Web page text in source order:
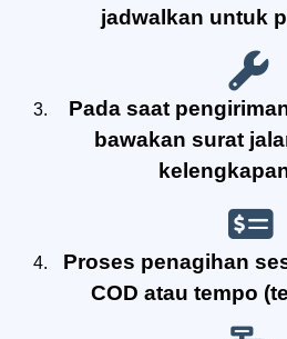
jadwalkan untuk
Pada saat
bawakan surat
Proses penagihan
COD atau tempo